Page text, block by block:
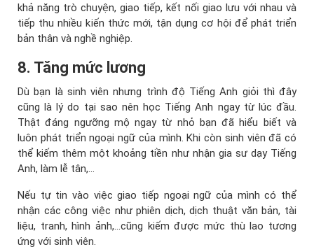
khả năng trò chuyện, giao tiếp, kết nối giao lưu với nhau và
tiếp thu nhiều kiến thức mới, tận dụng cơ hội để phát triển
bản thân và nghề nghiệp.
8. Tăng mức lương
Dù bạn là sinh viên nhưng trình độ Tiếng Anh giỏi thì đây
cũng là lý do tại sao nên học Tiếng Anh ngay từ lúc đầu.
Thật đáng ngưỡng mộ ngay từ nhỏ bạn đã hiểu biết và
luôn phát triển ngoại ngữ của mình. Khi còn sinh viên đã có
thể kiếm thêm một khoảng tiền như nhận gia sư dạy Tiếng
Anh, làm lễ tân,…
Nếu tự tin vào việc giao tiếp ngoại ngữ của mình có thể
nhận các công việc như phiên dịch, dịch thuật văn bản, tài
liệu, tranh, hình ảnh,…cũng kiếm được mức thù lao tương
ứng với sinh viên.